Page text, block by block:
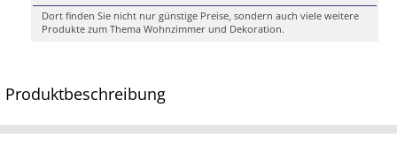
Dort finden Sie nicht nur günstige Preise, sondern auch viele weitere
Produkte zum Thema Wohnzimmer und Dekoration.
Produktbeschreibung